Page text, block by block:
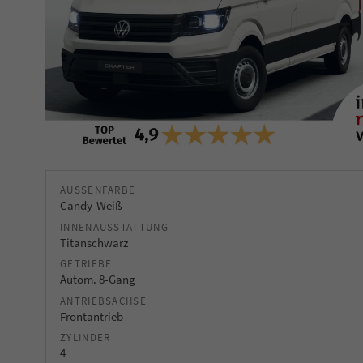
AUSSENFARBE
Candy-Weiß
INNENAUSSTATTUNG
Titanschwarz
GETRIEBE
Autom. 8-Gang
ANTRIEBSACHSE
Frontantrieb
ZYLINDER
4